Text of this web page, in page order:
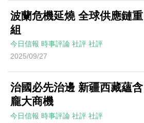
波蘭危機延燒 全球供應鏈重
組
今日信報 時事評論 社評 社評
2025/09/27
治國必先治邊 新疆西藏蘊含
龐大商機
今日信報 時事評論 社評 社評